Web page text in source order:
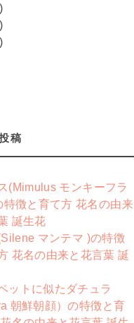
稿
(Mimulus モンキーフラ
特徴と育て方 花名の由来
誕生花
マンテマ )の特徴
花名の由来と花言葉 誕
ットに似たダチュラ
朝鮮朝顔）の特徴と育